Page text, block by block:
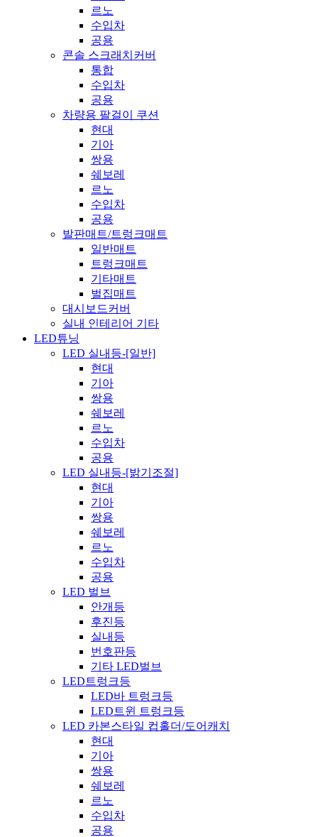
르노
수입차
공용
콘솔 스크래치커버
통합
수입차
공용
차량용 팔걸이 쿠션
현대
기아
쌍용
쉐보레
르노
수입차
공용
발판매트/트렁크매트
일반매트
트렁크매트
기타매트
벌집매트
대시보드커버
실내 인테리어 기타
LED튜닝
LED 실내등-[일반]
현대
기아
쌍용
쉐보레
르노
수입차
공용
LED 실내등-[밝기조절]
현대
기아
쌍용
쉐보레
르노
수입차
공용
LED 벌브
안개등
후진등
실내등
번호판등
기타 LED벌브
LED트렁크등
LED바 트렁크등
LED트윈 트렁크등
LED 카본스타일 컵홀더/도어캐치
현대
기아
쌍용
쉐보레
르노
수입차
공용